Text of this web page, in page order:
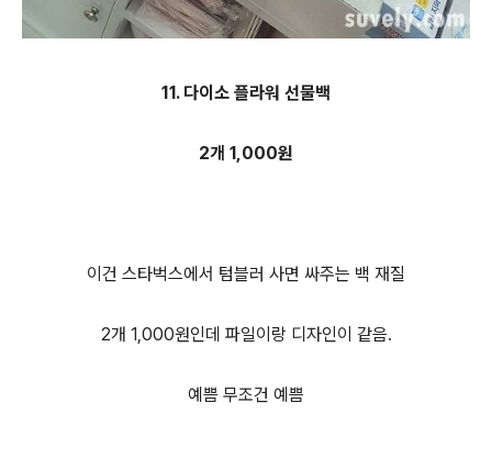
11. 다이소 플라워 선물백
2개 1,000원
이건 스타벅스에서 텀블러 사면 싸주는 백 재질
2개 1,000원인데 파일이랑 디자인이 같음.
예쁨 무조건 예쁨